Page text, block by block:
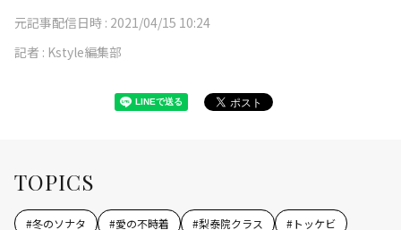
元記事配信日時 : 2021/04/15 10:24
記者 : Kstyle編集部
TOPICS
#冬のソナタ #愛の不時着 #梨泰院クラス #トッケビ